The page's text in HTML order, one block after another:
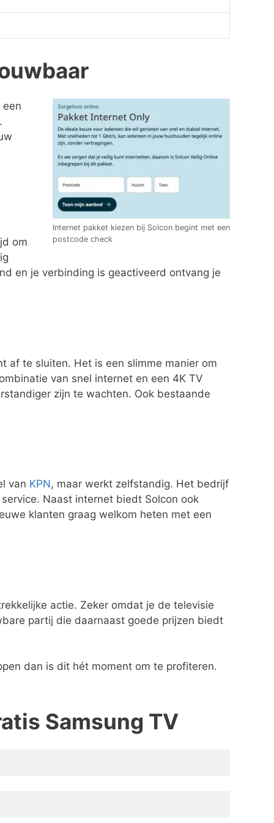
Internet pakket kiezen bij Solcon begint met een
postcode check
om
en je verbinding is geactiveerd ontvang je
af te sluiten. Het is een slimme manier om
van snel internet en een 4K TV
zijn te wachten. Ook bestaande
van KPN, maar werkt zelfstandig. Het bedrijf
Naast internet biedt Solcon ook
klanten graag welkom heten met een
actie. Zeker omdat je de televisie
partij die daarnaast goede prijzen biedt
dan is dit hét moment om te profiteren.
Samsung TV